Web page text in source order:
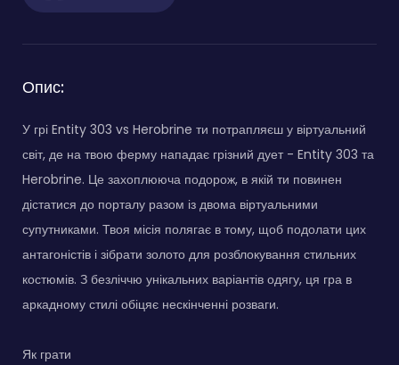
Опис:
У грі Entity 303 vs Herobrine ти потрапляєш у віртуальний
світ, де на твою ферму нападає грізний дует - Entity 303 та
Herobrine. Це захоплююча подорож, в якій ти повинен
дістатися до порталу разом із двома віртуальними
супутниками. Твоя місія полягає в тому, щоб подолати цих
антагоністів і зібрати золото для розблокування стильних
костюмів. З безліччю унікальних варіантів одягу, ця гра в
аркадному стилі обіцяє нескінченні розваги.
Як грати